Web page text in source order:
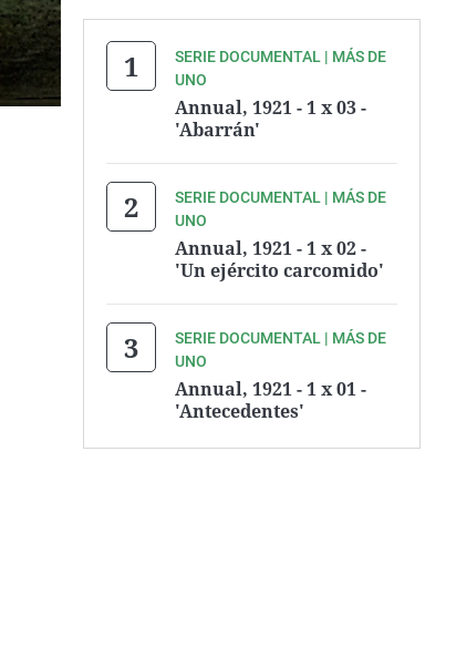
SERIE DOCUMENTAL | MÁS DE
UNO
Annual, 1921 - 1 x 03 -
'Abarrán'
SERIE DOCUMENTAL | MÁS DE
UNO
Annual, 1921 - 1 x 02 -
'Un ejército carcomido'
SERIE DOCUMENTAL | MÁS DE
UNO
Annual, 1921 - 1 x 01 -
'Antecedentes'